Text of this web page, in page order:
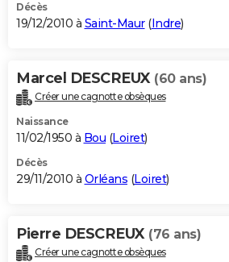
Décès
19/12/2010 à Saint-Maur(Indre)
Marcel DESCREUX (60 ans)
Créer une cagnotte obsèques
Naissance
11/02/1950 à Bou (Loiret)
Décès
29/11/2010 à Orléans (Loiret)
Pierre DESCREUX (76 ans)
Créer une cagnotte obsèques